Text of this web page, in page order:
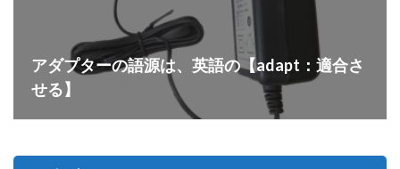
アダプターの語源は、英語の【adapt：適合さ
せる】